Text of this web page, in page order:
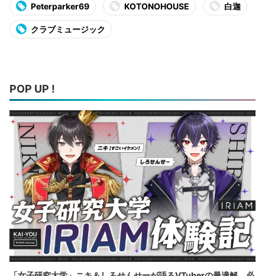
Peterparker69 KOTONOHOUSE 白迦
クラブミュージック
POP UP !